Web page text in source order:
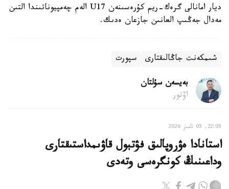
ديار امانالى گرەك-ريم كۇرەسىنەن U17 الەم چەمپيوناتىندا التىن
مەدال جەڭىپ العانىن جازعان ەدىك.
شىمكەنت جاڭالىقتارى سپورت
بەيسەن سۇلتان
اۆتور
22:05, 05 تامىز 2026
استانادا ەۋروپالىق فۋتبول قاۋىمداستىقتارى
وداعىنىڭ كونگرەسى وتەدى